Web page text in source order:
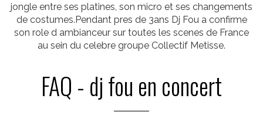
jongle entre ses platines, son micro et ses changements
de costumes.Pendant pres de 3ans Dj Fou a confirme
son role d ambianceur sur toutes les scenes de France
au sein du celebre groupe Collectif Metisse.
FAQ - dj fou en concert